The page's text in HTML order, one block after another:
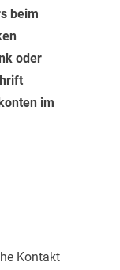
beim
oder
im
Kontakt